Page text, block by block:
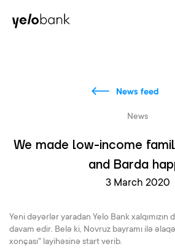
Individuals
News feed
News
We made low-income
and Barda
3 March 2020
Yeni dəyərlər yaradan Yelo Bank
davam edir. Belə ki, Novruz bayramı ilə
xonçası" layihəsinə start verib.